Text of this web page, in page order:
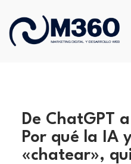
contenido
De ChatGPT
Por qué la IA
«chatear»,